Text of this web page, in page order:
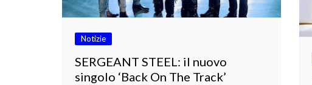
Notizie
SERGEANT STEEL: il nuovo
singolo ‘Back On The Track’